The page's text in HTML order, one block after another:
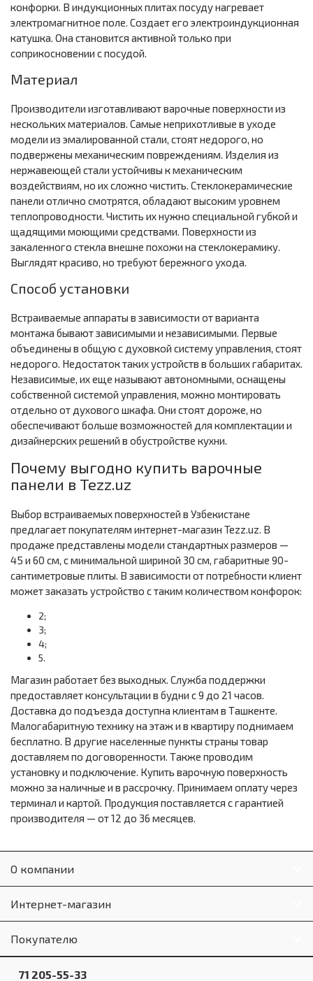
конфорки. В индукционных плитах посуду нагревает
электромагнитное поле. Создает его электроиндукционная
катушка. Она становится активной только при
соприкосновении с посудой.
Материал
Производители изготавливают варочные поверхности из
нескольких материалов. Самые неприхотливые в уходе
модели из эмалированной стали, стоят недорого, но
подвержены механическим повреждениям. Изделия из
нержавеющей стали устойчивы к механическим
воздействиям, но их сложно чистить. Стеклокерамические
панели отлично смотрятся, обладают высоким уровнем
теплопроводности. Чистить их нужно специальной губкой и
щадящими моющими средствами. Поверхности из
закаленного стекла внешне похожи на стеклокерамику.
Выглядят красиво, но требуют бережного ухода.
Способ установки
Встраиваемые аппараты в зависимости от варианта
монтажа бывают зависимыми и независимыми. Первые
объединены в общую с духовкой систему управления, стоят
недорого. Недостаток таких устройств в больших габаритах.
Независимые, их еще называют автономными, оснащены
собственной системой управления, можно монтировать
отдельно от духового шкафа. Они стоят дороже, но
обеспечивают больше возможностей для комплектации и
дизайнерских решений в обустройстве кухни.
Почему выгодно купить варочные
панели в Tezz.uz
Выбор встраиваемых поверхностей в Узбекистане
предлагает покупателям интернет-магазин Tezz.uz. В
продаже представлены модели стандартных размеров —
45 и 60 см, с минимальной шириной 30 см, габаритные 90-
сантиметровые плиты. В зависимости от потребности клиент
может заказать устройство с таким количеством конфорок:
2;
3;
4;
5.
Магазин работает без выходных. Служба поддержки
предоставляет консультации в будни с 9 до 21 часов.
Доставка до подъезда доступна клиентам в Ташкенте.
Малогабаритную технику на этаж и в квартиру поднимаем
бесплатно. В другие населенные пункты страны товар
доставляем по договоренности. Также проводим
установку и подключение. Купить варочную поверхность
можно за наличные и в рассрочку. Принимаем оплату через
терминал и картой. Продукция поставляется с гарантией
производителя — от 12 до 36 месяцев.
О компании
Интернет-магазин
Покупателю
71 205-55-33